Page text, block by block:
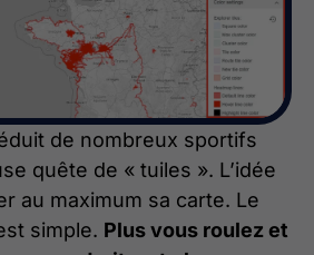
de nombreux sportifs
quête de « tuiles ». L’idée
au maximum sa carte. Le
simple. Plus vous roulez et